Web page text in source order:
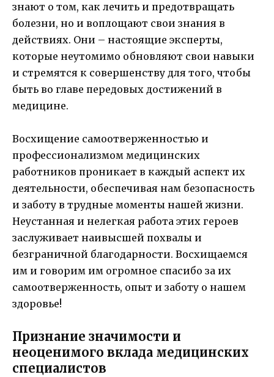
знают о том, как лечить и предотвращать
болезни, но и воплощают свои знания в
действиях. Они – настоящие эксперты,
которые неутомимо обновляют свои навыки
и стремятся к совершенству для того, чтобы
быть во главе передовых достижений в
медицине.
Восхищение самоотверженностью и
профессионализмом медицинских
работников проникает в каждый аспект их
деятельности, обеспечивая нам безопасность
и заботу в трудные моменты нашей жизни.
Неустанная и нелегкая работа этих героев
заслуживает наивысшей похвалы и
безграничной благодарности. Восхищаемся
им и говорим им огромное спасибо за их
самоотверженность, опыт и заботу о нашем
здоровье!
Признание значимости и
неоценимого вклада медицинских
специалистов